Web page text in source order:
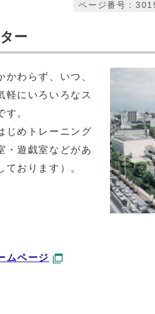
ページ番号：
ー
わらず、いつ、
軽にいろいろなス
。
じめトレーニング
・遊戯室などがあ
ております）。
ムページ